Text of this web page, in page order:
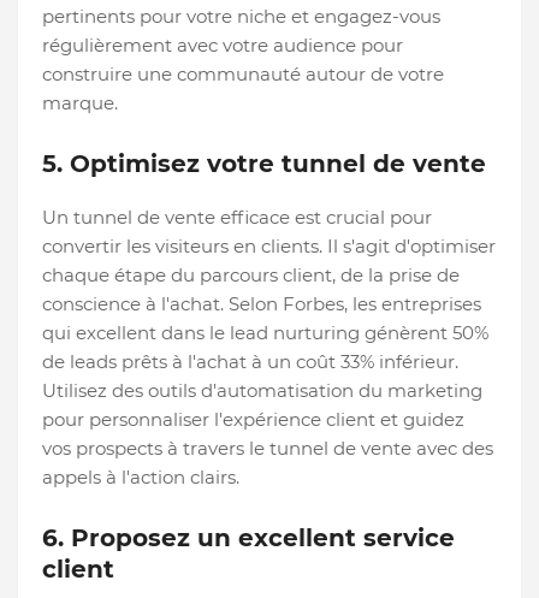
pertinents pour votre niche et engagez-vous
régulièrement avec votre audience pour
construire une communauté autour de votre
marque.
5. Optimisez votre tunnel de vente
Un tunnel de vente efficace est crucial pour
convertir les visiteurs en clients. Il s'agit d'optimiser
chaque étape du parcours client, de la prise de
conscience à l'achat. Selon Forbes, les entreprises
qui excellent dans le lead nurturing génèrent 50%
de leads prêts à l'achat à un coût 33% inférieur.
Utilisez des outils d'automatisation du marketing
pour personnaliser l'expérience client et guidez
vos prospects à travers le tunnel de vente avec des
appels à l'action clairs.
6. Proposez un excellent service
client